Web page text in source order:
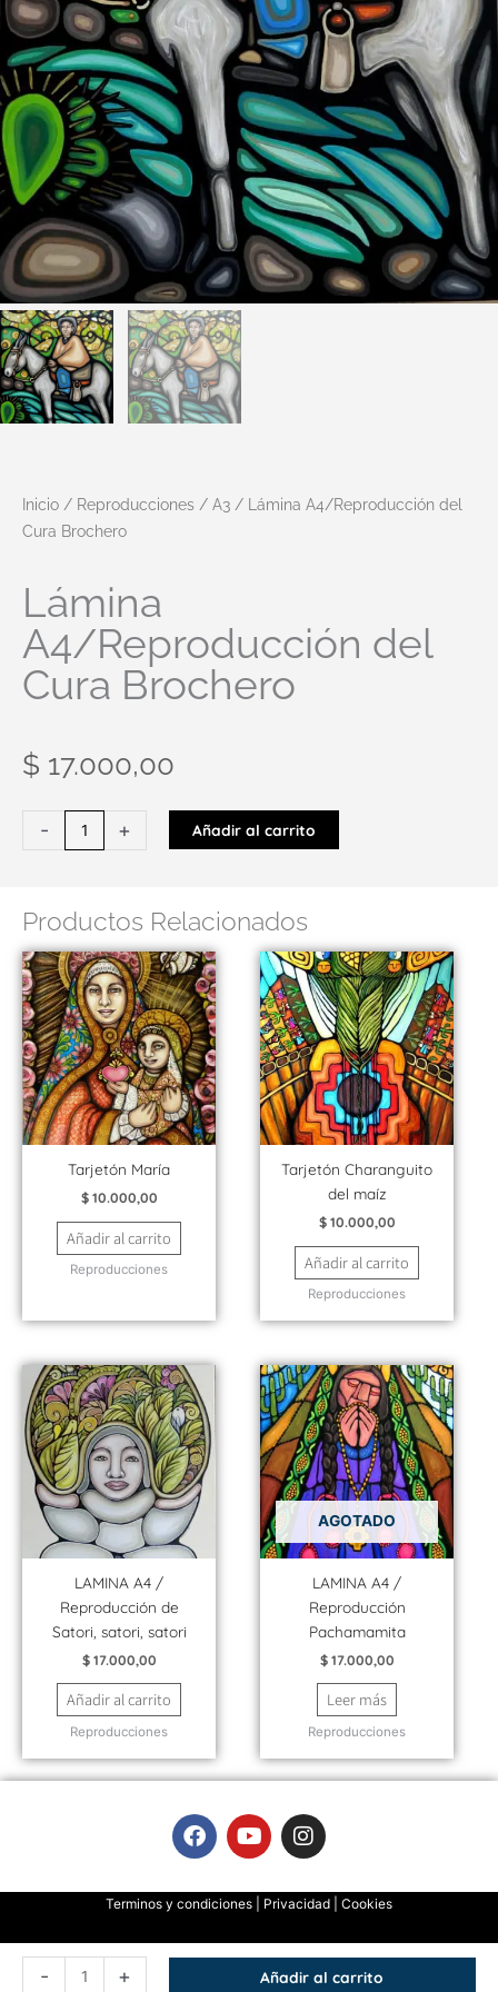
Inicio / Reproducciones / A3 / Lámina A4/Reproducción del
Cura Brochero
Lámina
A4/Reproducción del
Cura Brochero
$ 17.000,00
-
A4/Reproducción
Brochero
cantidad
+ Añadir al carrito
Productos Relacionados
Tarjetón María
$10.000,00
Añadir al carrito
Reproducciones
Tarjetón Charanguito
del maíz
$10.000,00
Añadir al carrito
Reproducciones
LAMINA A4 /
Reproducción de
Satori, satori, satori
$17.000,00
Añadir al carrito
Reproducciones
AGOTADO
LAMINA A4 /
Reproducción
Pachamamita
$17.000,00
Leer más
Reproducciones
F
a
e
b
o
Y
o
t
u
e
I
n
t
a
r
a
Terminos y condiciones | Privacidad | Cookies
-
Lámina
A4/Reproducción
+ Añadir al carrito